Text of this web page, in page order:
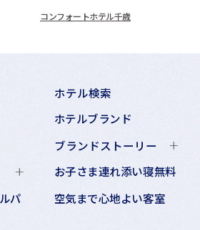
コンフォートホテル千歳
ホテル検索
ホテルブランド
ブランドストーリー
お子さま連れ添い寝無料
パ
空気まで心地よい客室